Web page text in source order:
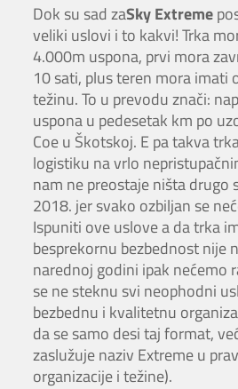
Dok su sad zaSky Extreme
veliki uslovi i to kakvi! Trka
4.000m uspona, prvi mora
10 sati, plus teren mora imati
težinu. To u prevodu znači:
uspona u pedesetak km po
Coe u Škotskoj. E pa takva
logistiku na vrlo
nam ne preostaje ništa drugo
2018. jer svako ozbiljan se
Ispuniti ove uslove a da trka
besprekornu bezbednost nije
narednoj godini ipak nećemo
se ne steknu svi neophodni
bezbednu i kvalitetnu
da se samo desi taj format,
zaslužuje naziv Extreme u
organizacije i težine).